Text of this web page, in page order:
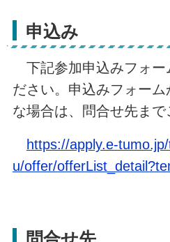
申込み
下記参加申込みフォー
ださい。申込みフォー
な場合は、問合せ先まで
https://apply.e-
u/offer/